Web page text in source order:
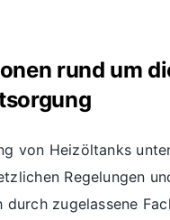
rund um
von Heizöltanks
Regelungen
durch zugelassene